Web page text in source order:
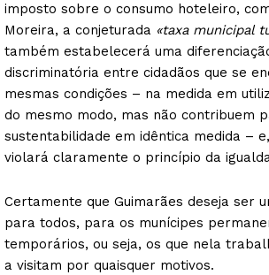
imposto sobre o consumo hoteleiro,
Moreira, a conjeturada «taxa municipal
também estabelecerá uma
discriminatória entre cidadãos que se
mesmas condições – na medida em
do mesmo modo, mas não contribuem
sustentabilidade em idêntica medida –
violará claramente o princípio da
Certamente que Guimarães deseja ser
para todos, para os munícipes
temporários, ou seja, os que nela
a visitam por quaisquer motivos.